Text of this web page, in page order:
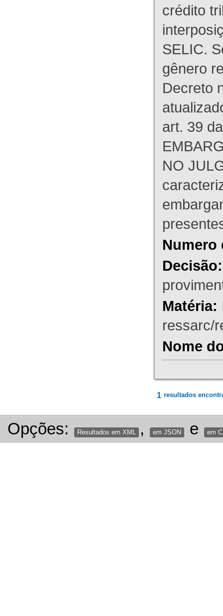
crédito
SELIC.
gênero
Decreto
art. 39
NO
Numero
Decisão:
Matéria:
ressarc/
Nome
1 resultados
Opções: Resultados em XML , em JSON e em